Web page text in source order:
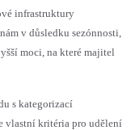
infrastruktury
v důsledku sezónnosti,
moci, na které majitel
s kategorizací
vlastní kritéria pro udělení